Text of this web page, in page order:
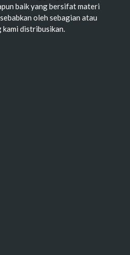
baik yang bersifat materi
oleh sebagian atau
distribusikan.